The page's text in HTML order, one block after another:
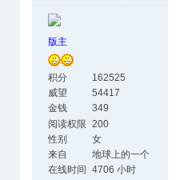
版主
积分
162525
威望
54417
金钱
349
阅读权限 200
性别
女
来自
地球上的一个
美丽角落
在线时间 4706 小时